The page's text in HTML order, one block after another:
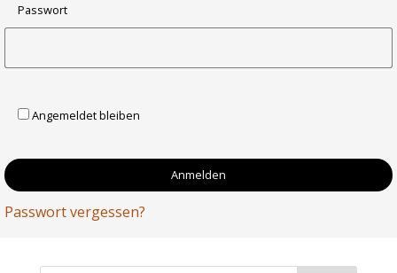
Passwort
Angemeldet bleiben
Passwort vergessen?